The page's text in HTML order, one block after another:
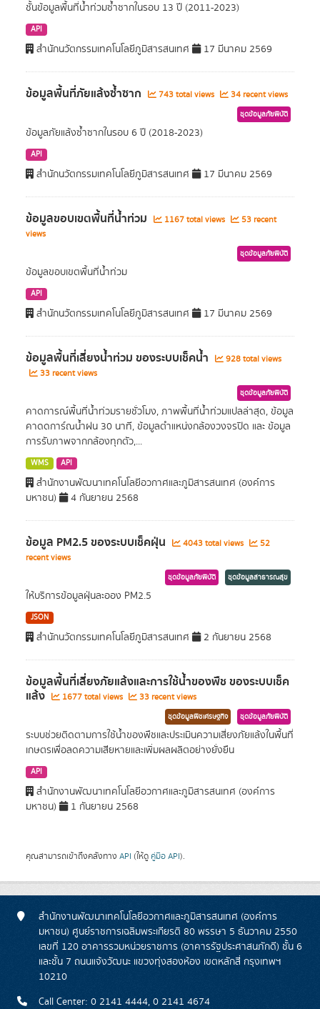
ชั้นข้อมูลพื้นที่น้ำท่วมซ้ำซากในรอบ 13 ปี (2011-2023)
API
สำนักนวัตกรรมเทคโนโลยีภูมิสารสนเทศ 17 มีนาคม 2569
ข้อมูลพื้นที่ภัยแล้งซ้ำซาก 743 total views 34 recent views
ชุดข้อมูลภัยพิบัติ
ข้อมูลภัยแล้งซ้ำซากในรอบ 6 ปี (2018-2023)
API
สำนักนวัตกรรมเทคโนโลยีภูมิสารสนเทศ 17 มีนาคม 2569
ข้อมูลขอบเขตพื้นที่น้ำท่วม 1167 total views
53 recent
views
ชุดข้อมูลภัยพิบัติ
ข้อมูลขอบเขตพื้นที่น้ำท่วม
API
สำนักนวัตกรรมเทคโนโลยีภูมิสารสนเทศ 17 มีนาคม 2569
ข้อมูลพื้นที่เสี่ยงนํ้าท่วม ของระบบเช็คนํ้า
928 total views
33 recent views
ชุดข้อมูลภัยพิบัติ
คาดการณ์พื้นที่น้ำท่วมรายชั่วโมง, ภาพพื้นที่น้ำท่วมแปลล่าสุด, ข้อมูล
คาดดการ์ณน้ำฝน 30 นาที, ข้อมูลตำแหน่งกล้องวงจรปิด และ ข้อมูล
การรับภาพจากกล้องทุกตัว,...
WMS API
สำนักงานพัฒนาเทคโนโลยีอวกาศและภูมิสารสนเทศ (องค์การ
มหาชน)
4 กันยายน 2568
ข้อมูล PM2.5 ของระบบเช็คฝุ่น 4043 total views
52
recent views
ชุดข้อมูลภัยพิบัติ ชุดข้อมูลสาธารณสุข
ให้บริการข้อมูลฝุ่นละออง PM2.5
JSON
สำนักนวัตกรรมเทคโนโลยีภูมิสารสนเทศ 2 กันยายน 2568
ข้อมูลพื้นที่เสี่ยงภัยแล้งและการใช้นํ้าของพืช ของระบบเช็ค
แล้ง 1677 total views 33 recent views
ชุดข้อมูลพืชเศรษฐกิจ ชุดข้อมูลภัยพิบัติ
ระบบช่วยติดตามการใช้น้ำของพืชและประเมินความเสี่ยงภัยแล้งในพื้นที่
เกษตรเพื่อลดความเสียหายและเพิ่มผลผลิตอย่างยั่งยืน
API
สำนักงานพัฒนาเทคโนโลยีอวกาศและภูมิสารสนเทศ (องค์การ
มหาชน)
1 กันยายน 2568
คุณสามารถเข้าถึงคลังทาง API (ให้ดู คู่มือ API).
สำนักงานพัฒนาเทคโนโลยีอวกาศและภูมิสารสนเทศ (องค์การ
มหาชน) ศูนย์ราชการเฉลิมพระเกียรติ 80 พรรษา 5 ธันวาคม 2550
เลขที่ 120 อาคารรวมหน่วยราชการ (อาคารรัฐประศาสนภักดี) ชั้น 6
และชั้น 7 ถนนแจ้งวัฒนะ แขวงทุ่งสองห้อง เขตหลักสี่ กรุงเทพฯ
10210
Call Center: 0 2141 4444, 0 2141 4674